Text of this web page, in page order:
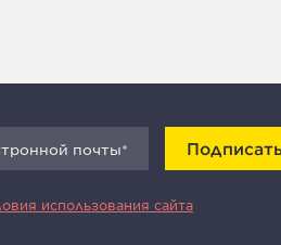
использования сайта